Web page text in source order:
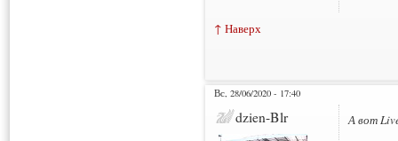
↑ Наверх
Вс, 28/06/2020 - 17:40
dzien-Blr А вот